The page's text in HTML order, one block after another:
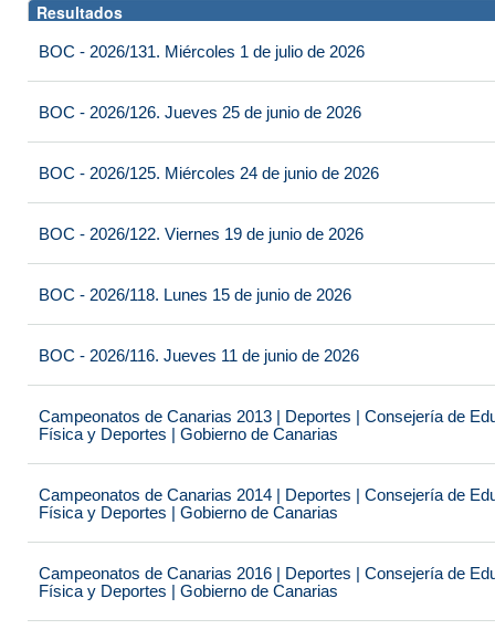
Resultados
BOC - 2026/131. Miércoles 1 de julio de 2026
BOC - 2026/126. Jueves 25 de junio de 2026
BOC - 2026/125. Miércoles 24 de junio de 2026
BOC - 2026/122. Viernes 19 de junio de 2026
BOC - 2026/118. Lunes 15 de junio de 2026
BOC - 2026/116. Jueves 11 de junio de 2026
Campeonatos de Canarias 2013 | Deportes | Consejería de
Física y Deportes | Gobierno de Canarias
Campeonatos de Canarias 2014 | Deportes | Consejería de
Física y Deportes | Gobierno de Canarias
Campeonatos de Canarias 2016 | Deportes | Consejería de
Física y Deportes | Gobierno de Canarias